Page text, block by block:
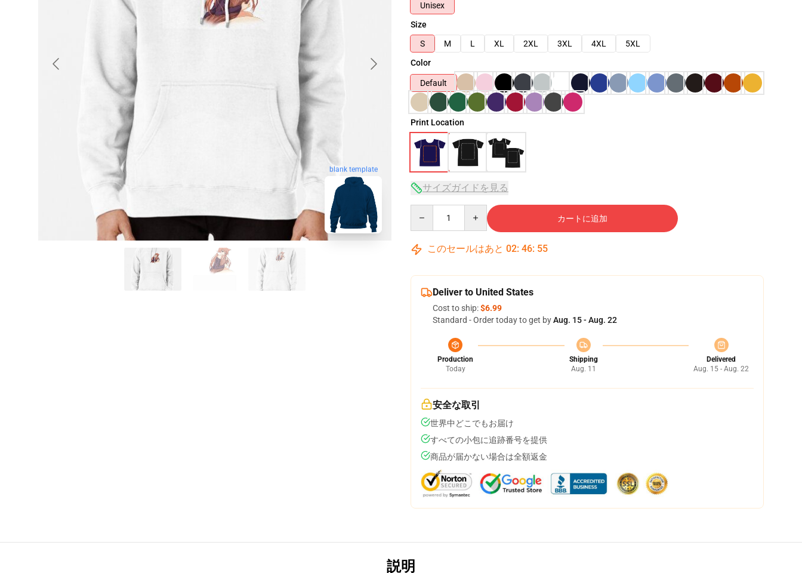
blank template
Unisex
Size
S
M L XL 2XL 3XL 4XL
5XL
Color
Default
Print Location
サイズガイドを見る
カートに追加
このセールはあと 02: 46: 54
Deliver to United States
Cost to ship:$6.99
Standard - Order today to get byAug. 15 - Aug. 22
Production
Today
Shipping
Aug. 11
Delivered
Aug. 15 - Aug. 22
安全な取引
世界中どこでもお届け
すべての小包に追跡番号を提供
商品が届かない場合は全額返金
説明